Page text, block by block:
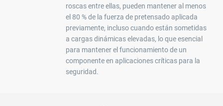
roscas entre ellas, pueden mantener al menos
el 80 % de la fuerza de pretensado aplicada
previamente, incluso cuando están sometidas
a cargas dinámicas elevadas, lo que esencial
para mantener el funcionamiento de un
componente en aplicaciones críticas para la
seguridad.